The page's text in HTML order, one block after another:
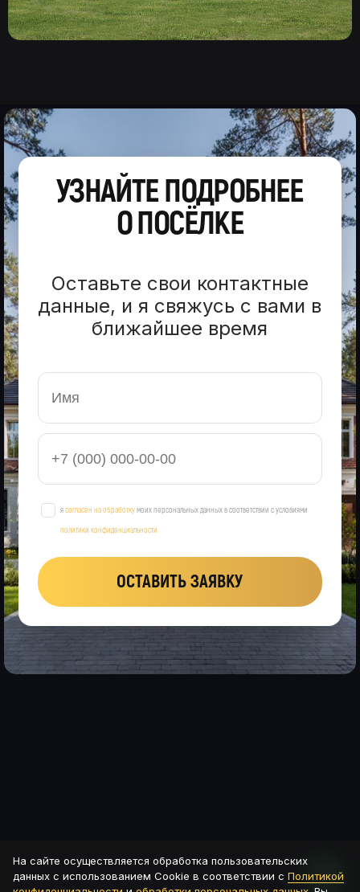
УЗНАЙТЕ ПОДРОБНЕЕ
О ПОСЁЛКЕ
Оставьте свои контактные
данные, и я свяжусь с вами в
ближайшее время
ясогласен на обработкумоих персональных данных в соответствии с условиями
политики конфиденциальности
ОСТАВИТЬ ЗАЯВКУ
На сайте осуществляется обработка пользовательских
данных с использованием Cookie в соответствии с Политикой